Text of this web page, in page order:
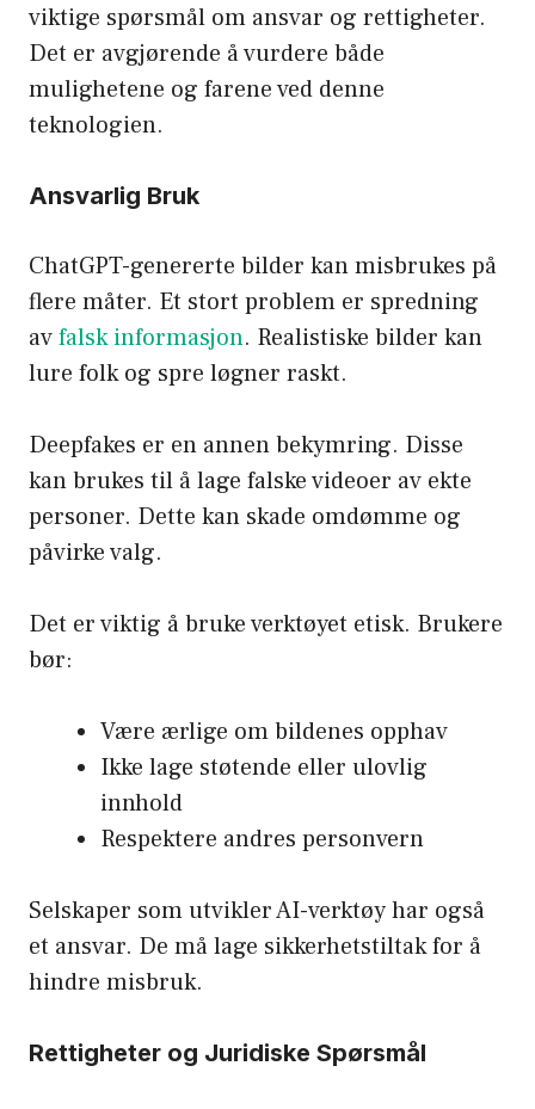
viktige spørsmål om ansvar og rettigheter.
Det er avgjørende å vurdere både
mulighetene og farene ved denne
teknologien.
Ansvarlig Bruk
ChatGPT-genererte bilder kan misbrukes på
flere måter. Et stort problem er spredning
avfalsk informasjon. Realistiske bilder kan
lure folk og spre løgner raskt.
Deepfakes er en annen bekymring. Disse
kan brukes til å lage falske videoer av ekte
personer. Dette kan skade omdømme og
påvirke valg.
Det er viktig å bruke verktøyet etisk. Brukere
bør:
Være ærlige om bildenes opphav
Ikke lage støtende eller ulovlig
innhold
Respektere andres personvern
Selskaper som utvikler AI-verktøy har også
et ansvar. De må lage sikkerhetstiltak for å
hindre misbruk.
Rettigheter og Juridiske Spørsmål